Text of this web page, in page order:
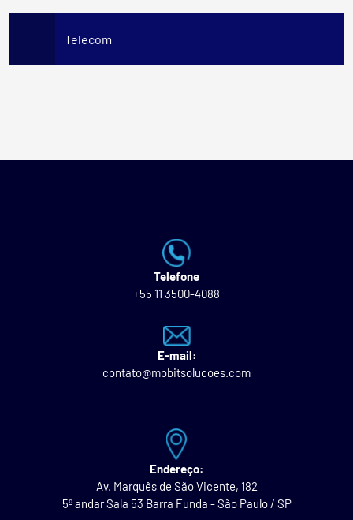
Telecom
Telefone
+55 11 3500-4088
E-mail:
contato@mobitsolucoes.com
Endereço:
Av. Marquês de São Vicente, 182
5º andar Sala 53 Barra Funda - São Paulo / SP